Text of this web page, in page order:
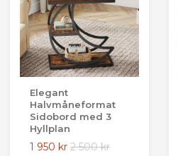
Elegant
Halvmåneformat
Sidobord med 3
Hyllplan
1 950 kr 2 500 kr